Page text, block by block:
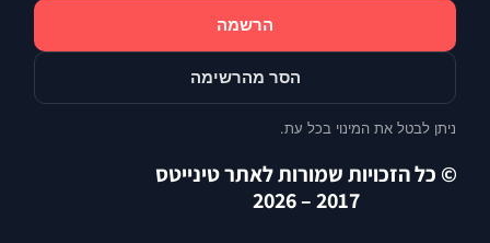
הרשמה
הסר מהרשימה
ניתן לבטל את המינוי בכל עת.
© כל הזכויות שמורות לאתר טינייטס
2017 – 2026